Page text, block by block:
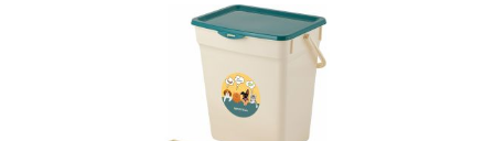
Ускоритель компоста 60гр